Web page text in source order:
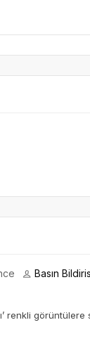
Basın
renkli görüntülere